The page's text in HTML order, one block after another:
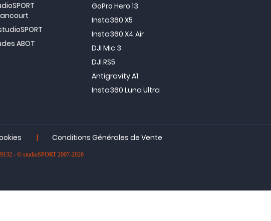
ABOT
GoPro Hero 13
Insta360 X5
Insta360 X4 Air
DJI Mic 3
DJI RS5
Antigravity A1
Insta360 Luna Ultra
| Conditions Générales de Vente
- © studioSPORT 2007-2026